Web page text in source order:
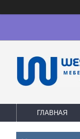
ГЛАВНАЯ